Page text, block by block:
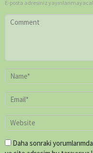
E-posta adresiniz
Daha sonraki